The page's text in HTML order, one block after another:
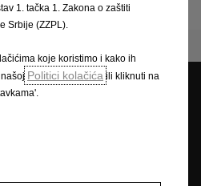
1. tačka 1. Zakona o zaštiti
Srbije (ZZPL).
koje koristimo i kako ih
Politici kolačića ili kliknuti na